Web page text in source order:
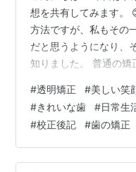
想を共有してみます。
方法ですが、私もその
だと思うようになり、
知りました。 普通の
の相談に行ったとき、
ました。 私の歯の状態
で矯正を進めるかにつ
その時感じたのは、透
いう確信でした。 相
#透明矯正 #美しい笑
#きれいな歯 #日常生
#校正後記 #歯の矯正